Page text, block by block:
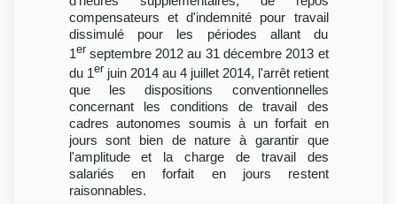
compensateurs et d'indemnité pour travail
dissimulé pour les périodes allant du
1er septembre 2012 au 31 décembre 2013 et
du 1er juin 2014 au 4 juillet 2014, l'arrêt retient
que les dispositions conventionnelles
concernant les conditions de travail des
cadres autonomes soumis à un forfait en
jours sont bien de nature à garantir que
l'amplitude et la charge de travail des
salariés en forfait en jours restent
raisonnables.